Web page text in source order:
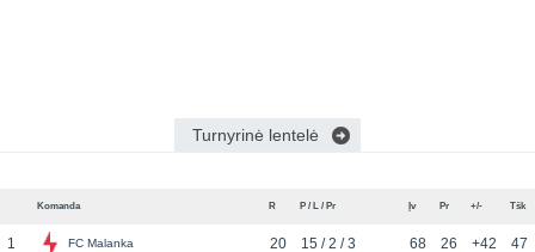
Turnyrinė lentelė
Komanda R P / L / Pr Įv Pr +/- Tšk
1 FC Malanka 20 15 / 2 / 3 68 26 +42 47